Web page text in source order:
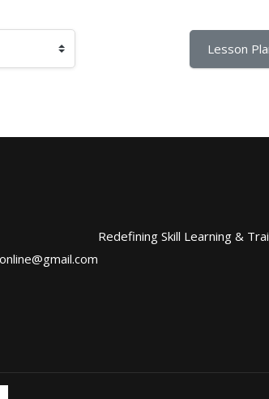
Lesson
Redefining Skill Learning &